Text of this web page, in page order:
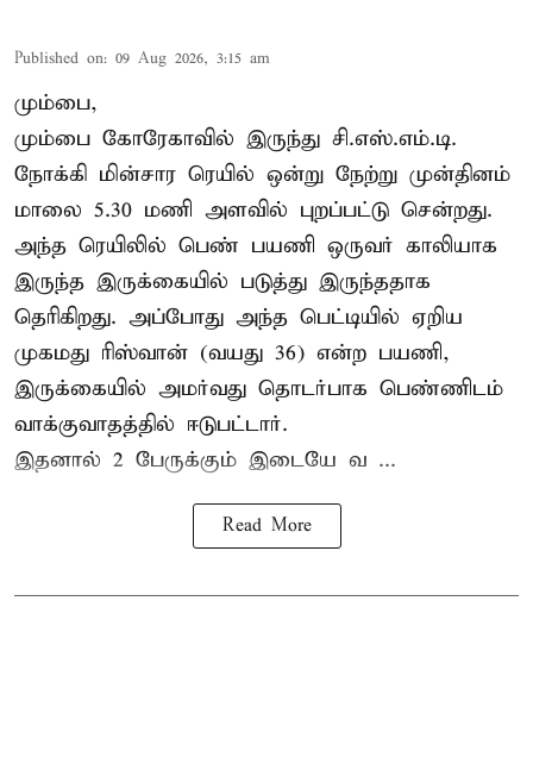
Published on: 09 Aug 2026, 3:15 am
மும்பை,
மும்பை கோரேகாவில் இருந்து சி.எஸ்.எம்.டி.
நோக்கி மின்சார ரெயில் ஒன்று நேற்று முன்தினம்
மாலை 5.30 மணி அளவில் புறப்பட்டு சென்றது.
அந்த ரெயிலில் பெண் பயணி ஒருவர் காலியாக
இருந்த இருக்கையில் படுத்து இருந்ததாக
தெரிகிறது. அப்போது அந்த பெட்டியில் ஏறிய
முகமது ரிஸ்வான் (வயது 36) என்ற பயணி,
இருக்கையில் அமர்வது தொடர்பாக பெண்ணிடம்
வாக்குவாதத்தில் ஈடுபட்டார்.
இதனால் 2 பேருக்கும் இடையே வ ...
Read More